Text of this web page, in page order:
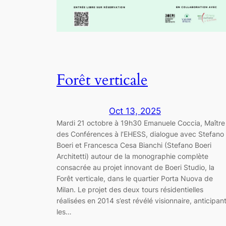
Forêt verticale
Oct 13, 2025
Mardi 21 octobre à 19h30 Emanuele Coccia, Maître
des Conférences à l’EHESS, dialogue avec Stefano
Boeri et Francesca Cesa Bianchi (Stefano Boeri
Architetti) autour de la monographie complète
consacrée au projet innovant de Boeri Studio, la
Forêt verticale, dans le quartier Porta Nuova de
Milan. Le projet des deux tours résidentielles
réalisées en 2014 s’est révélé visionnaire, anticipant
les…